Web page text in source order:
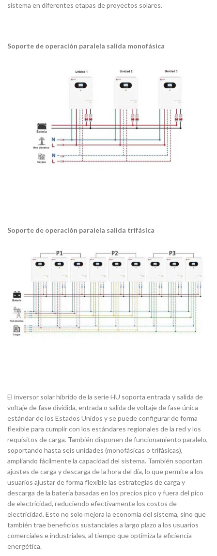
sistema en diferentes etapas de proyectos solares.
Soporte de operación paralela salida monofásica
Soporte de operación paralela salida trifásica
El inversor solar híbrido de la serie HU soporta entrada y salida de
voltaje de fase dividida, entrada o salida de voltaje de fase única
estándar de los Estados Unidos y se puede configurar de forma
flexible para cumplir con los estándares regionales de la red y los
requisitos de carga. También disponen de funcionamiento paralelo,
soportando hasta seis unidades (monofásicas o trifásicas),
ampliando fácilmente la capacidad del sistema. También soportan
ajustes de carga y descarga de la hora del día, lo que permite a los
usuarios ajustar de forma flexible las estrategias de carga y
descarga de la batería basadas en los precios pico y fuera del pico
de electricidad, reduciendo efectivamente los costos de
electricidad. Esto no solo mejora la economía del sistema, sino que
también trae beneficios sustanciales a largo plazo a los usuarios
comerciales e industriales, al tiempo que optimiza la eficiencia
energética.